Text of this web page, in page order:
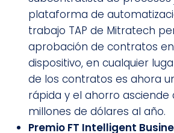
plataforma de
trabajo TAP de Mitratech
aprobación de contratos
dispositivo, en cualquier
de los contratos es ahora
rápida y el ahorro asciende
millones de dólares al año.
Premio FT Intelligent